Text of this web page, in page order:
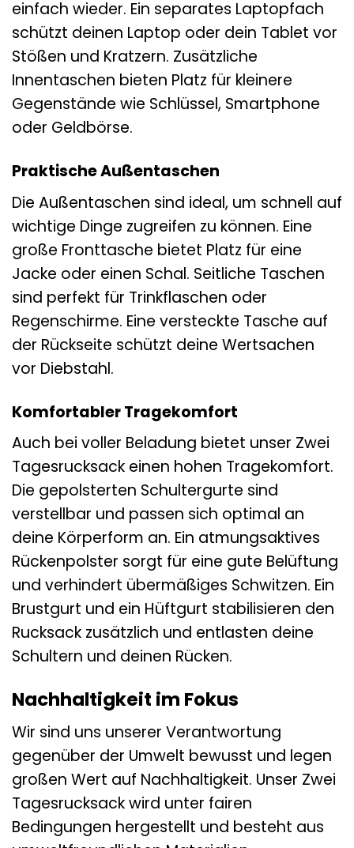
einfach wieder. Ein separates Laptopfach
schützt deinen Laptop oder dein Tablet vor
Stößen und Kratzern. Zusätzliche
Innentaschen bieten Platz für kleinere
Gegenstände wie Schlüssel, Smartphone
oder Geldbörse.
Praktische Außentaschen
Die Außentaschen sind ideal, um schnell auf
wichtige Dinge zugreifen zu können. Eine
große Fronttasche bietet Platz für eine
Jacke oder einen Schal. Seitliche Taschen
sind perfekt für Trinkflaschen oder
Regenschirme. Eine versteckte Tasche auf
der Rückseite schützt deine Wertsachen
vor Diebstahl.
Komfortabler Tragekomfort
Auch bei voller Beladung bietet unser Zwei
Tagesrucksack einen hohen Tragekomfort.
Die gepolsterten Schultergurte sind
verstellbar und passen sich optimal an
deine Körperform an. Ein atmungsaktives
Rückenpolster sorgt für eine gute Belüftung
und verhindert übermäßiges Schwitzen. Ein
Brustgurt und ein Hüftgurt stabilisieren den
Rucksack zusätzlich und entlasten deine
Schultern und deinen Rücken.
Nachhaltigkeit im Fokus
Wir sind uns unserer Verantwortung
gegenüber der Umwelt bewusst und legen
großen Wert auf Nachhaltigkeit. Unser Zwei
Tagesrucksack wird unter fairen
Bedingungen hergestellt und besteht aus